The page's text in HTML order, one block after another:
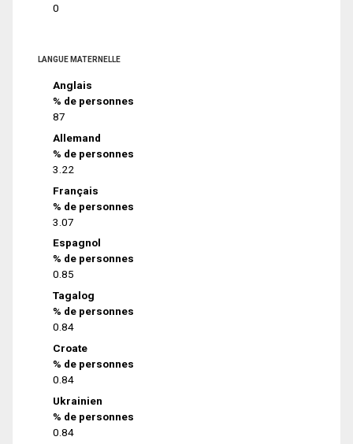
0
LANGUE MATERNELLE
Anglais
% de personnes
87
Allemand
% de personnes
3.22
Français
% de personnes
3.07
Espagnol
% de personnes
0.85
Tagalog
% de personnes
0.84
Croate
% de personnes
0.84
Ukrainien
% de personnes
0.84